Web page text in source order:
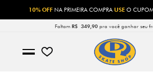
10% OFF NA PRIMEIRA COMPRAUSEO
Faltam R$ 349,90pra você ganhar seu